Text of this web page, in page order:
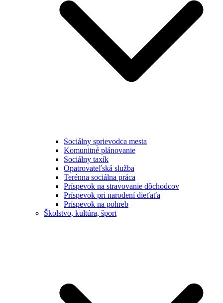
Sociálny sprievodca mesta
Komunitné plánovanie
Sociálny taxík
Opatrovateľská služba
Terénna sociálna práca
Príspevok na stravovanie dôchodcov
Príspevok pri narodení dieťaťa
Príspevok na pohreb
Školstvo, kultúra, šport